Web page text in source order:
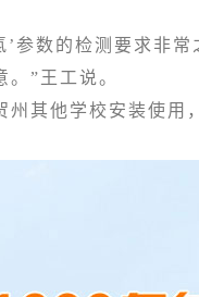
数的检测要求非常
”王工说。
他学校安装使用